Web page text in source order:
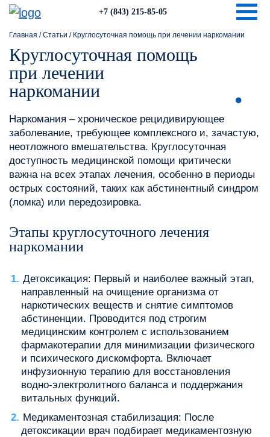
+7 (843) 215-85-05
Главная /Статьи / Круглосуточная помощь при лечении наркомании
Круглосуточная помощь
при лечении
наркомании
Наркомания – хроническое рецидивирующее
заболевание, требующее комплексного и, зачастую,
неотложного вмешательства. Круглосуточная
доступность медицинской помощи критически
важна на всех этапах лечения, особенно в периоды
острых состояний, таких как абстинентный синдром
(ломка) или передозировка.
Этапы круглосуточного лечения
наркомании
Детоксикация: Первый и наиболее важный этап,
направленный на очищение организма от
наркотических веществ и снятие симптомов
абстиненции. Проводится под строгим
медицинским контролем с использованием
фармакотерапии для минимизации физического
и психического дискомфорта. Включает
инфузионную терапию для восстановления
водно-электролитного баланса и поддержания
витальных функций.
Медикаментозная стабилизация: После
детоксикации врач подбирает медикаментозную